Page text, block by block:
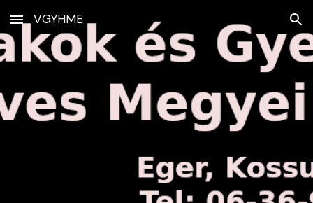
Skip to main content Skip to navigation
VGYHME